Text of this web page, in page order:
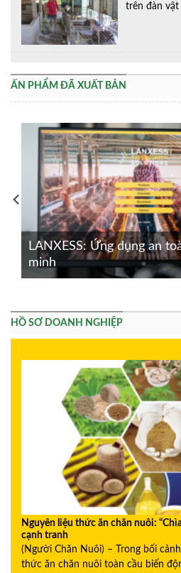
trên đàn vật
ẤN PHẨM ĐÃ XUẤT BẢN
LANXESS: Ứng dụng an
minh
HỒ SƠ DOANH NGHIỆP
Nguyên liệu thức ăn chăn nuôi:
cạnh tranh
(Người Chăn Nuôi) – Trong bối
thức ăn chăn nuôi toàn cầu biến